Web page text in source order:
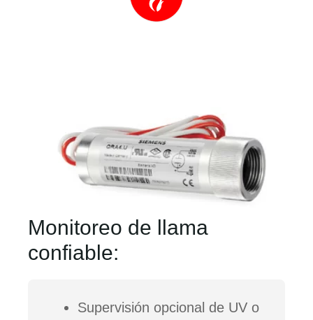
Monitoreo de llama
confiable:
Supervisión opcional de UV o